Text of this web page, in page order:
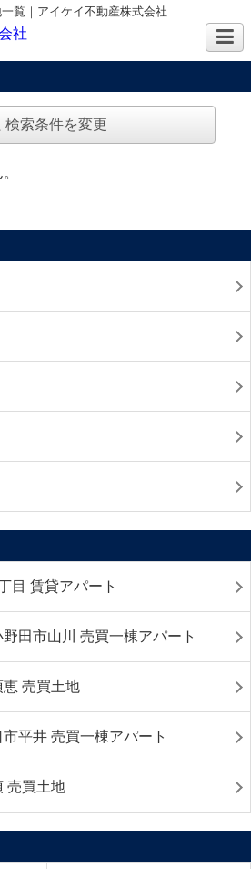
覧｜アイケイ不動産株式会社
検索条件を変更
目 賃貸アパート
野田市山川 売買一棟アパート
恵 売買土地
市平井 売買一棟アパート
売買土地